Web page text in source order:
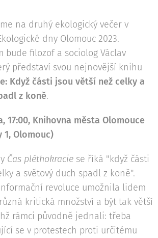
na druhý ekologický večer v
dny Olomouc 2023.
bude filozof a sociolog Václav
představí svou nejnovější knihu
Když části jsou větší než celky a
z koně.
17:00, Knihovna města Olomouce
1, Olomouc)
Čas pléthokracie se říká "když části
a světový duch spadl z koně".
revoluce umožnila lidem
kritická množství a být tak větší
rámci původně jednali: třeba
se v protestech proti určitému